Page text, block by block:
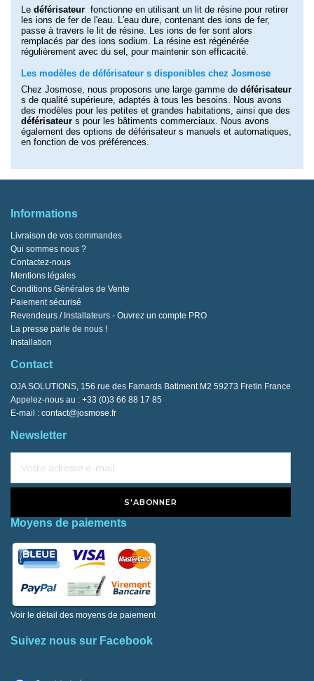
Le déférisateur fonctionne en utilisant un lit de résine pour retirer
les ions de fer de l'eau. L'eau dure, contenant des ions de fer,
passe à travers le lit de résine. Les ions de fer sont alors
remplacés par des ions sodium. La résine est régénérée
régulièrement avec du sel, pour maintenir son efficacité.
Les modèles de déférisateur s disponibles chez Josmose
Chez Josmose, nous proposons une large gamme de déférisateur
s de qualité supérieure, adaptés à tous les besoins. Nous avons
des modèles pour les petites et grandes habitations, ainsi que des
déférisateur s pour les bâtiments commerciaux. Nous avons
également des options de déférisateur s manuels et automatiques,
en fonction de vos préférences.
Informations
Livraison de vos commandes
Qui sommes nous ?
Contactez-nous
Mentions légales
Conditions Générales de Vente
Paiement sécurisé
Revendeurs / Installateurs - Ouvrez un compte PRO
La presse parle de nous !
Installation
Contact
OJA SOLUTIONS, 156 rue des Famards Batiment M2 59273 Fretin France
Appelez-nous au : +33 (0)3 66 88 17 85
E-mail : contact@josmose.fr
Newsletter
S'ABONNER
Moyens de paiements
Voir le détail des moyens de paiement
Suivez nous sur Facebook